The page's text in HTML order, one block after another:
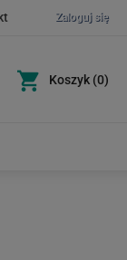
Zaloguj się
Koszyk (0)